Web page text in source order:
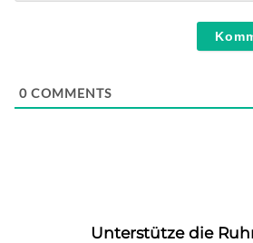
0 COMMENTS
Unterstütze die